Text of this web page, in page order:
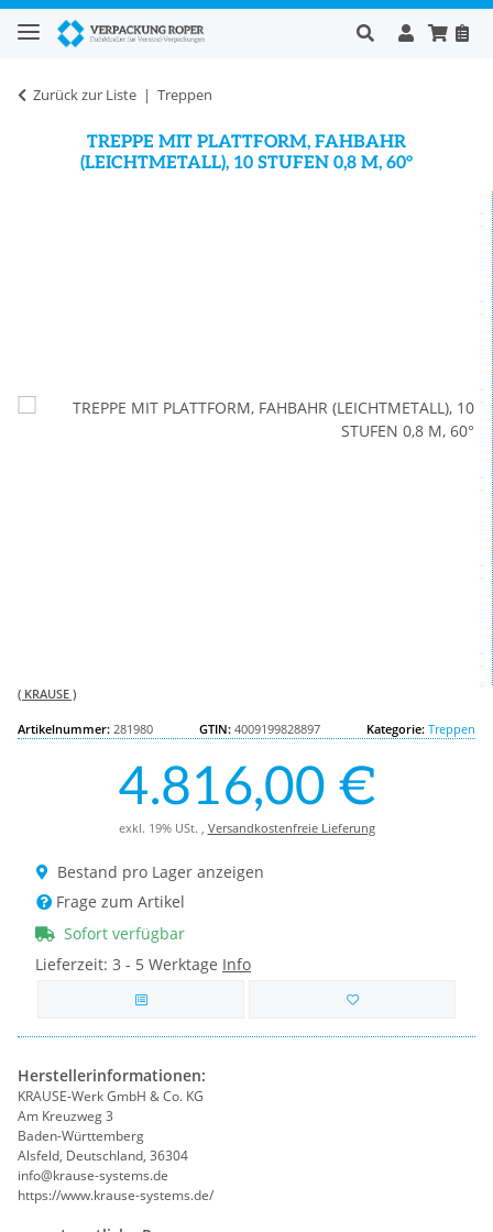
Zurück zur Liste Treppen
TREPPE MIT PLATTFORM, FAHBAHR
(LEICHTMETALL), 10 STUFEN 0,8 M, 60°
( KRAUSE )
Artikelnummer: 281980 GTIN: 4009199828897 Kategorie: Treppen
4.816,00 €
exkl. 19% USt. , Versandkostenfreie Lieferung
Bestand pro Lager anzeigen
Frage zum Artikel
Sofort verfügbar
Lieferzeit: 3 - 5 Werktage Info
Herstellerinformationen:
KRAUSE-Werk GmbH & Co. KG
Am Kreuzweg 3
Baden-Württemberg
Alsfeld, Deutschland, 36304
info@krause-systems.de
https://www.krause-systems.de/